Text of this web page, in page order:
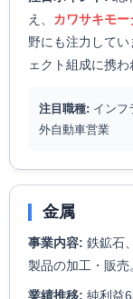
え、 カワサキモ
野にも注力して
ェクト組成に携わ
注目職種: インフ
外自動車営業
金属
事業内容: 鉄鉱石
製品の加工・販売
業績推移: 純利益